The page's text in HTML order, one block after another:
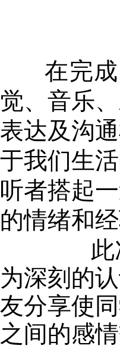
在完成
觉、音乐
表达及沟
于我们生
听者搭起
的情绪和经
为深刻的
友分享使
之间的感